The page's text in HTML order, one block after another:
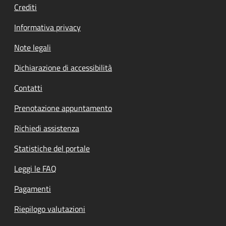
Crediti
Informativa privacy
Note legali
Dichiarazione di accessibilità
Contatti
Prenotazione appuntamento
Richiedi assistenza
Statistiche del portale
Leggi le FAQ
Pagamenti
Riepilogo valutazioni